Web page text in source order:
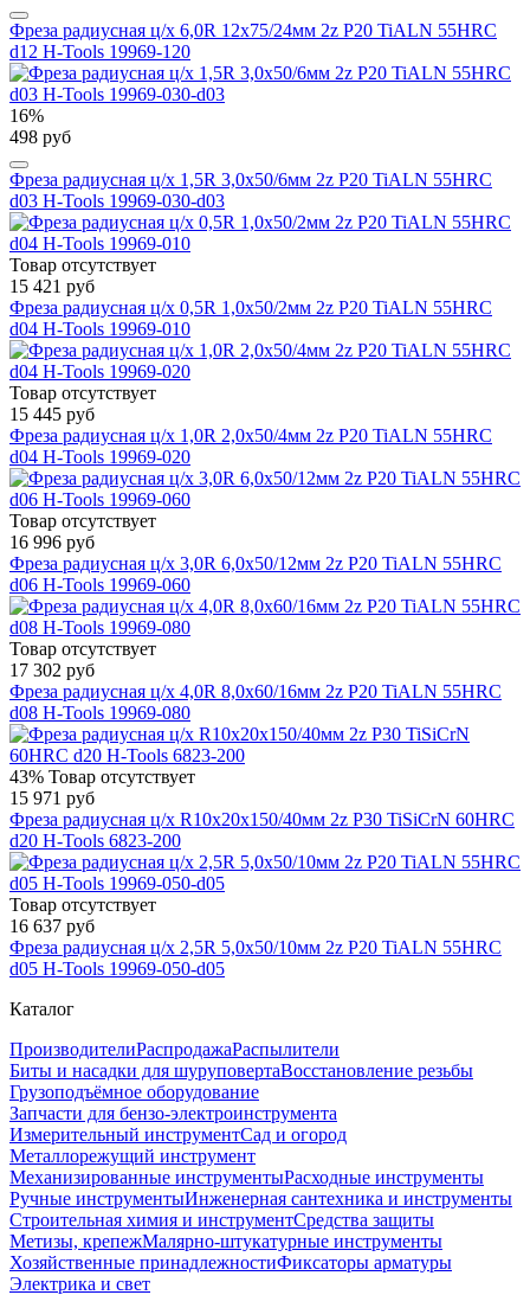
Фреза радиусная ц/х 6,0R 12x75/24мм 2z P20 TiALN 55HRC
d12 H-Tools 19969-120
16%
498 руб
Фреза радиусная ц/х 1,5R 3,0x50/6мм 2z P20 TiALN 55HRC
d03 H-Tools 19969-030-d03
Товар отсутствует
15 421 руб
Фреза радиусная ц/х 0,5R 1,0x50/2мм 2z P20 TiALN 55HRC
d04 H-Tools 19969-010
Товар отсутствует
15 445 руб
Фреза радиусная ц/х 1,0R 2,0x50/4мм 2z P20 TiALN 55HRC
d04 H-Tools 19969-020
Товар отсутствует
16 996 руб
Фреза радиусная ц/х 3,0R 6,0x50/12мм 2z P20 TiALN 55HRC
d06 H-Tools 19969-060
Товар отсутствует
17 302 руб
Фреза радиусная ц/х 4,0R 8,0x60/16мм 2z P20 TiALN 55HRC
d08 H-Tools 19969-080
43% Товар отсутствует
15 971 руб
Фреза радиусная ц/х R10x20x150/40мм 2z P30 TiSiCrN 60HRC
d20 H-Tools 6823-200
Товар отсутствует
16 637 руб
Фреза радиусная ц/х 2,5R 5,0x50/10мм 2z P20 TiALN 55HRC
d05 H-Tools 19969-050-d05
Каталог
ПроизводителиРаспродажаРаспылители
Биты и насадки для шуруповертаВосстановление резьбы
Грузоподъёмное оборудование
Запчасти для бензо-электроинструмента
Измерительный инструментСад и огород
Металлорежущий инструмент
Механизированные инструментыРасходные инструменты
Ручные инструментыИнженерная сантехника и инструменты
Строительная химия и инструментСредства защиты
Метизы, крепежМалярно-штукатурные инструменты
Хозяйственные принадлежностиФиксаторы арматуры
Электрика и свет